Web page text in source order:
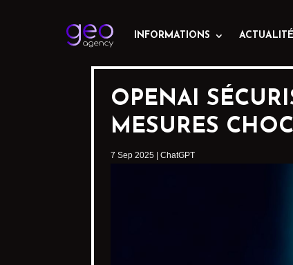
INFORMATIONS
OPENAI
MESURES
7 Sep 2025 ChatGPT